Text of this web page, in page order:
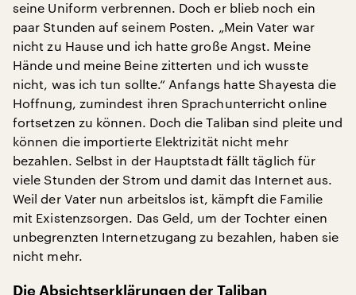
seine Uniform verbrennen. Doch er blieb noch ein
paar Stunden auf seinem Posten. „Mein Vater war
nicht zu Hause und ich hatte große Angst. Meine
Hände und meine Beine zitterten und ich wusste
nicht, was ich tun sollte.“ Anfangs hatte Shayesta die
Hoffnung, zumindest ihren Sprachunterricht online
fortsetzen zu können. Doch die Taliban sind pleite und
können die importierte Elektrizität nicht mehr
bezahlen. Selbst in der Hauptstadt fällt täglich für
viele Stunden der Strom und damit das Internet aus.
Weil der Vater nun arbeitslos ist, kämpft die Familie
mit Existenzsorgen. Das Geld, um der Tochter einen
unbegrenzten Internetzugang zu bezahlen, haben sie
nicht mehr.
Die Absichtserklärungen der Taliban